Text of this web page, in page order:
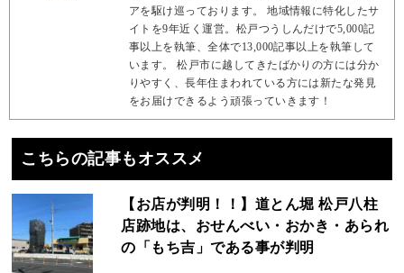
アを駆け巡っております。 地域情報に特化したサ
イトを9年近く運営。松戸つうしんだけで5,000記
事以上を執筆、全体で13,000記事以上を執筆して
います。 松戸市に越してきたばかりの方には分か
りやすく、長年住まわれている方には新たな発見
をお届けできるよう頑張っていきます！
こちらの記事もオススメ
【お店が判明！！】道とん堀 松戸八柱
店跡地は、おせんべい・おかき・あられ
の「もち吉」である事が判明